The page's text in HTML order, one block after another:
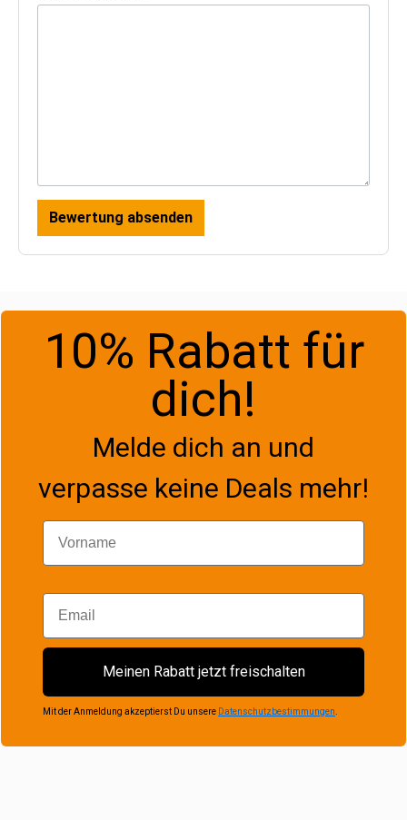
Bewertung absenden
10% Rabatt für
dich!
Melde dich an und
verpasse keine Deals mehr!
Vorname
Email
Meinen Rabatt jetzt freischalten
Mit der Anmeldung akzeptierst Du unsere Datenschutzbestimmungen.